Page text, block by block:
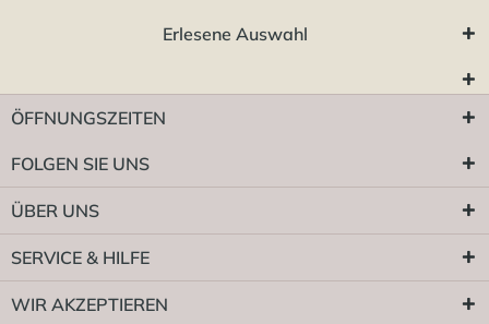
Erlesene Auswahl
ÖFFNUNGSZEITEN
FOLGEN SIE UNS
ÜBER UNS
SERVICE & HILFE
WIR AKZEPTIEREN